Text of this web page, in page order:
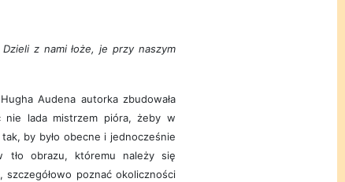
z nami łoże, je przy naszym
Audena autorka zbudowała
nie lada mistrzem pióra, żeby w
by było obecne i jednocześnie
tło obrazu, któremu należy się
poznać okoliczności